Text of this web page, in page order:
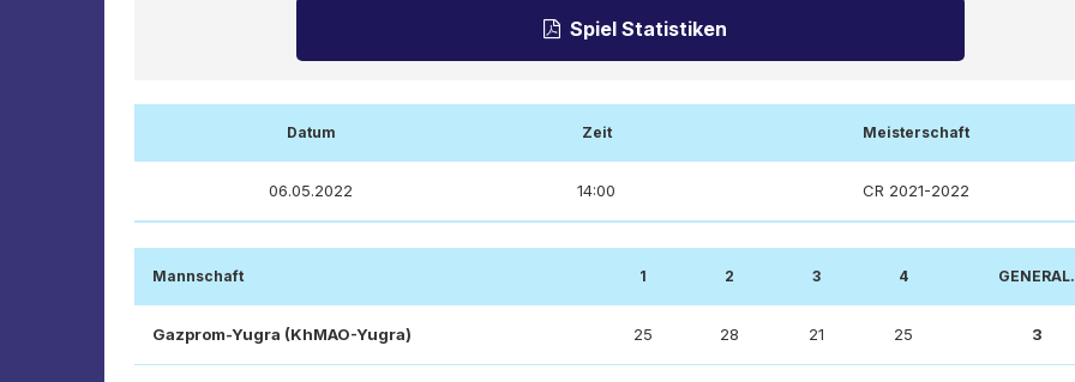
Spiel Statistiken
Datum Zeit Meisterschaft
06.05.2022 14:00 CR 2021-2022
Mannschaft 1 2 3 4 GENERAL.
Gazprom-Yugra (KhMAO-Yugra) 25 28 21 25 3